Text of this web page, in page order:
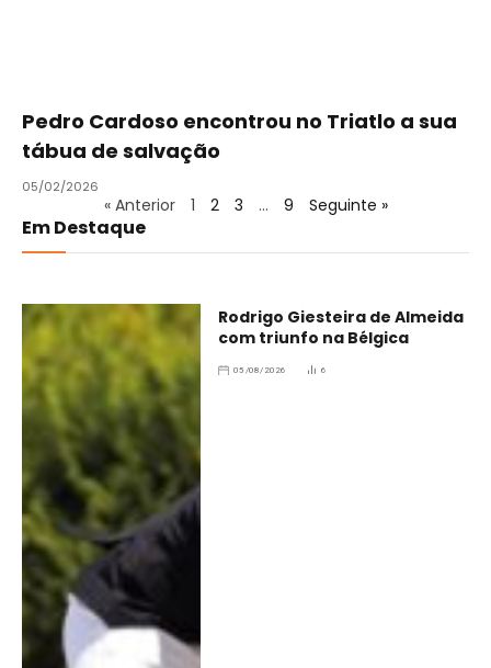
Pedro Cardoso encontrou no Triatlo a sua
tábua de salvação
05/02/2026
« Anterior 1 2 3 … 9 Seguinte »
Em Destaque
Rodrigo Giesteira de Almeida
com triunfo na Bélgica
05/08/2026 6